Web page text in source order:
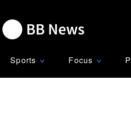
Sports ∨ Focus ∨